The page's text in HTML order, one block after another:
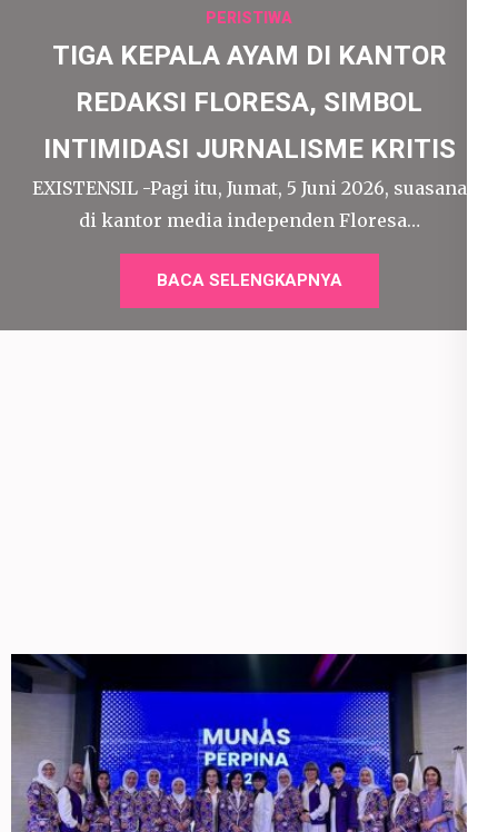
PERISTIWA
TIGA KEPALA AYAM DI KANTOR
REDAKSI FLORESA, SIMBOL
INTIMIDASI JURNALISME KRITIS
EXISTENSIL -Pagi itu, Jumat, 5 Juni 2026, suasana
di kantor media independen Floresa…
BACA SELENGKAPNYA